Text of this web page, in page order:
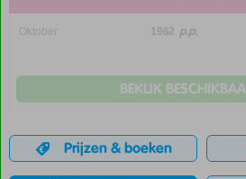
Oktober 1962 p.p.
BEKIJK
Prijzen & boeken